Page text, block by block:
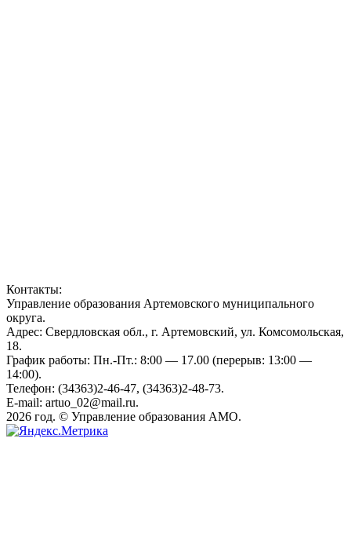
Контакты:
Управление образования Артемовского муниципального
округа.
Адрес: Свердловская обл., г. Артемовский, ул. Комсомольская,
18.
График работы: Пн.-Пт.: 8:00 — 17.00 (перерыв: 13:00 —
14:00).
Телефон: (34363)2-46-47, (34363)2-48-73.
E-mail: artuo_02@mail.ru.
2026 год. © Управление образования АМО.